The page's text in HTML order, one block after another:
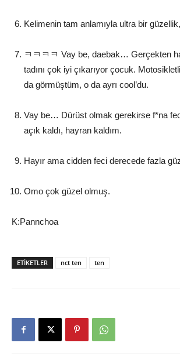
Kelimenin tam anlamıyla ultra bir
ㅋㅋㅋㅋ Vay be, daebak… Gerçekten
tadını çok iyi çıkarıyor çocuk.
da görmüştüm, o da ayrı cool’du.
Vay be… Dürüst olmak gerekirse f*na
açık kaldı, hayran kaldım.
Hayır ama cidden feci derecede fazla
Omo çok güzel olmuş.
K:Pannchoa
ETIKETLER nct ten ten